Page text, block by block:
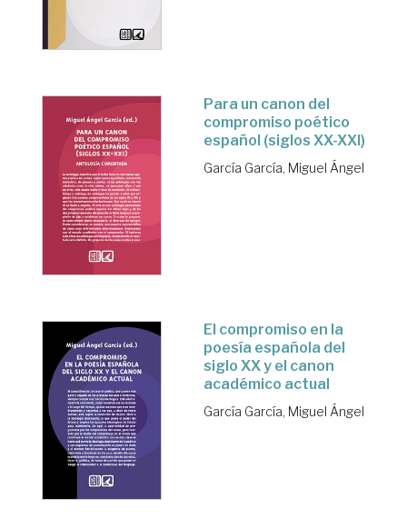
Para un canon del
compromiso poético
español (siglos XX-XXI)
García García, Miguel Ángel
El compromiso en la
poesía española del
siglo XX y el canon
académico actual
García García, Miguel Ángel